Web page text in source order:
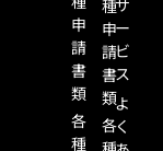
申
請
書
類
各
種
種
申
請
書
類
各
サ
ー
ビ
ス
よ
く